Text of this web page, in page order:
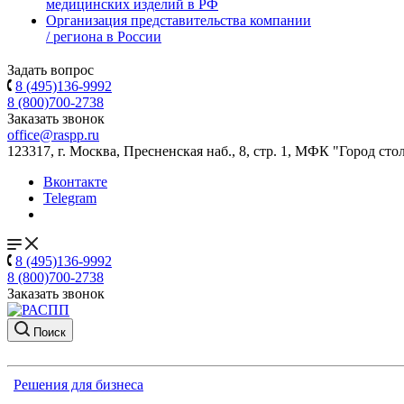
медицинских изделий в РФ
Организация представительства компании
/ региона в России
Задать вопрос
8 (495)136-9992
8 (800)700-2738
Заказать звонок
office@raspp.ru
123317, г. Москва, Пресненская наб., 8, стр. 1, МФК "Город
Вконтакте
Telegram
8 (495)136-9992
8 (800)700-2738
Заказать звонок
Поиск
Решения для бизнеса